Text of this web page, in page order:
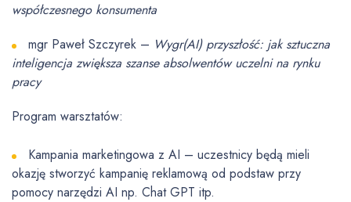
współczesnego konsumenta
mgr Paweł Szczyrek – Wygr(AI) przyszłość: jak sztuczna
inteligencja zwiększa szanse absolwentów uczelni na rynku
pracy
Program warsztatów:
Kampania marketingowa z AI – uczestnicy będą mieli
okazję stworzyć kampanię reklamową od podstaw przy
pomocy narzędzi AI np. Chat GPT itp.